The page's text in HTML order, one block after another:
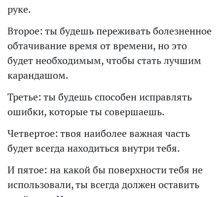
руке.
Второе: ты будешь переживать болезненное
обтачивание время от времени, но это
будет необходимым, чтобы стать лучшим
карандашом.
Третье: ты будешь способен исправлять
ошибки, которые ты совершаешь.
Четвертое: твоя наиболее важная часть
будет всегда находиться внутри тебя.
И пятое: на какой бы поверхности тебя не
использовали, ты всегда должен оставить